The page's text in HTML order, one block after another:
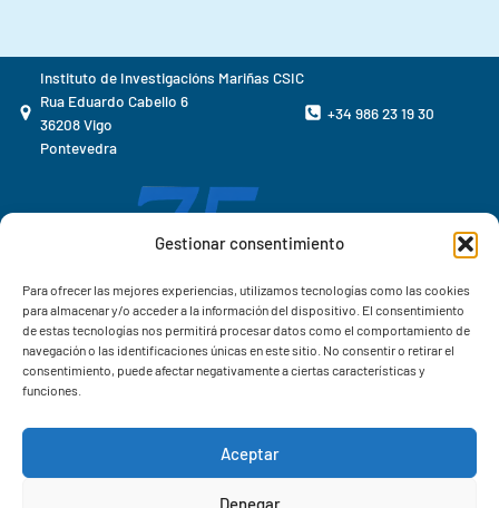
Gestionar consentimiento
Para ofrecer las mejores experiencias, utilizamos tecnologías como las cookies
para almacenar y/o acceder a la información del dispositivo. El consentimiento
de estas tecnologías nos permitirá procesar datos como el comportamiento de
navegación o las identificaciones únicas en este sitio. No consentir o retirar el
consentimiento, puede afectar negativamente a ciertas características y
funciones.
Aceptar
Denegar
Instituto de Investigacións Mariñas CSIC
Rua Eduardo Cabello 6
36208 Vigo
Pontevedra
+34 986 23 19 30
Correo IIM